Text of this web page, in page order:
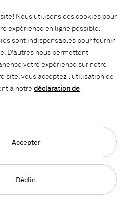
et
des
confidentialité
Nous utilisons des cookies pour
expérience en ligne possible.
sont indispensables pour fournir
D'autres nous permettent
votre expérience sur notre
site, vous acceptez l'utilisation de
à notre déclaration de
Déclin
Accepter